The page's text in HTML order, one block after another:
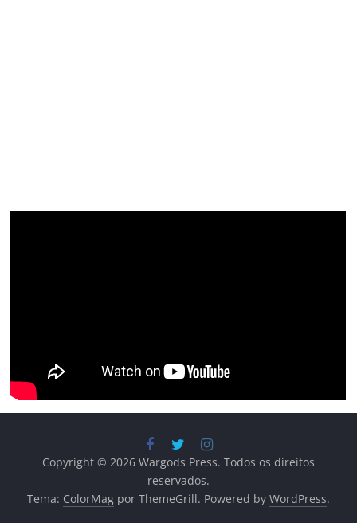
Copyright © 2026 Wargods Press. Todos os direitos
reservados.
Tema: ColorMagpor ThemeGrill. Powered by WordPress.